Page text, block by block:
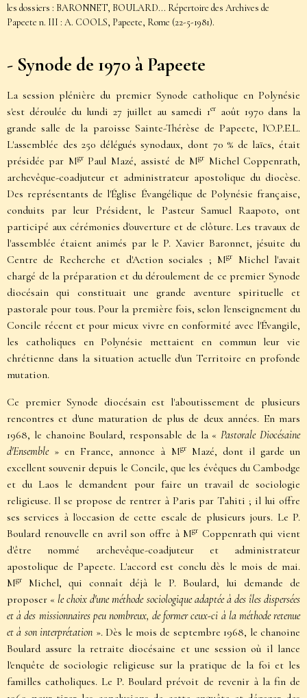
les dossiers : BARONNET, BOULARD... Répertoire des Archives de
Papeete n. III : A. COOLS, Papeete, Rome (22-5-1981).
- Synode de 1970 à Papeete
La session plénière du premier Synode catholique en Polynésie
s'est déroulée du lundi 27 juillet au samedi 1er août 1970 dans la
grande salle de la paroisse Sainte-Thérèse de Papeete, l'O.P.E.L.
L'assemblée des 250 délégués synodaux, dont 70 % de laïcs, était
présidée par MgrPaul Mazé, assisté de Mgr Michel Coppenrath,
archevêque-coadjuteur et administrateur apostolique du diocèse.
Des représentants de l'Église Évangélique de Polynésie française,
conduits par leur Président, le Pasteur Samuel Raapoto, ont
participé aux cérémonies d'ouverture et de clôture. Les travaux de
l'assemblée étaient animés par le P. Xavier Baronnet, jésuite du
Centre de Recherche et d'Action sociales ; Mgr
Michel l'avait
chargé de la préparation et du déroulement de ce premier Synode
diocésain qui constituait une grande aventure spirituelle et
pastorale pour tous. Pour la première fois, selon l'enseignement du
Concile récent et pour mieux vivre en conformité avec l'Évangile,
les catholiques en Polynésie mettaient en commun leur vie
chrétienne dans la situation actuelle d'un Territoire en profonde
mutation.
Ce premier Synode diocésain est l'aboutissement de plusieurs
rencontres et d'une maturation de plus de deux années. En mars
1968, le chanoine Boulard, responsable de la «Pastorale Diocésaine
d'Ensemble » en France, annonce à MgrMazé, dont il garde un
excellent souvenir depuis le Concile, que les évêques du Cambodge
et du Laos le demandent pour faire un travail de sociologie
religieuse. Il se propose de rentrer à Paris par Tahiti ; il lui offre
ses services à l'occasion de cette escale de plusieurs jours. Le P.
Boulard renouvelle en avril son offre à Mgr Coppenrath qui vient
d'être nommé archevêque-coadjuteur et administrateur
apostolique de Papeete. L'accord est conclu dès le mois de mai.
Mgr
Michel, qui connaît déjà le P. Boulard, lui demande de
proposer « le choix d'une méthode sociologique adaptée à des îles dispersées
et à des missionnaires peu nombreux, de former ceux-ci à la méthode retenue
et à son interprétation ». Dès le mois de septembre 1968, le chanoine
Boulard assure la retraite diocésaine et une session où il lance
l'enquête de sociologie religieuse sur la pratique de la foi et les
familles catholiques. Le P. Boulard prévoit de revenir à la fin de